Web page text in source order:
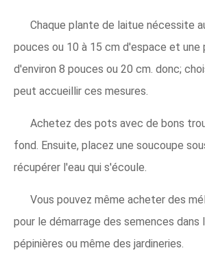
Chaque plante de laitue nécessite
pouces ou 10 à 15 cm d'espace et une
d'environ 8 pouces ou 20 cm. donc;
peut accueillir ces mesures.
Achetez des pots avec de bons
fond. Ensuite, placez une soucoupe
récupérer l'eau qui s'écoule.
Vous pouvez même acheter des
pour le démarrage des semences dans
pépinières ou même des jardineries.